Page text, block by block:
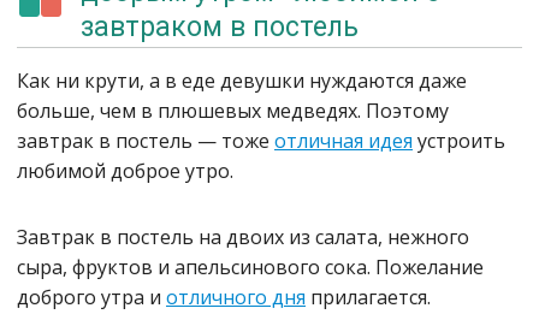
завтраком в постель
Как ни крути, а в еде девушки нуждаются даже
больше, чем в плюшевых медведях. Поэтому
завтрак в постель — тоже отличная идея устроить
любимой доброе утро.
Завтрак в постель на двоих из салата, нежного
сыра, фруктов и апельсинового сока. Пожелание
доброго утра и отличного дня прилагается.